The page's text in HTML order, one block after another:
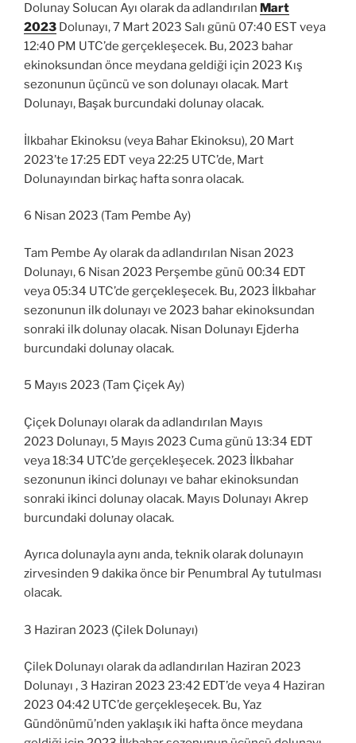
Dolunay Solucan Ayı olarak da adlandırılan Mart
2023 Dolunayı, 7 Mart 2023 Salı günü 07:40 EST veya
12:40 PM UTC’de gerçekleşecek. Bu, 2023 bahar
ekinoksundan önce meydana geldiği için 2023 Kış
sezonunun üçüncü ve son dolunayı olacak. Mart
Dolunayı, Başak burcundaki dolunay olacak.
İlkbahar Ekinoksu (veya Bahar Ekinoksu), 20 Mart
2023’te 17:25 EDT veya 22:25 UTC’de, Mart
Dolunayından birkaç hafta sonra olacak.
6 Nisan 2023 (Tam Pembe Ay)
Tam Pembe Ay olarak da adlandırılan Nisan 2023
Dolunayı, 6 Nisan 2023 Perşembe günü 00:34 EDT
veya 05:34 UTC’de gerçekleşecek. Bu, 2023 İlkbahar
sezonunun ilk dolunayı ve 2023 bahar ekinoksundan
sonraki ilk dolunay olacak. Nisan Dolunayı Ejderha
burcundaki dolunay olacak.
5 Mayıs 2023 (Tam Çiçek Ay)
Çiçek Dolunayı olarak da adlandırılan Mayıs
2023 Dolunayı, 5 Mayıs 2023 Cuma günü 13:34 EDT
veya 18:34 UTC’de gerçekleşecek. 2023 İlkbahar
sezonunun ikinci dolunayı ve bahar ekinoksundan
sonraki ikinci dolunay olacak. Mayıs Dolunayı Akrep
burcundaki dolunay olacak.
Ayrıca dolunayla aynı anda, teknik olarak dolunayın
zirvesinden 9 dakika önce bir Penumbral Ay tutulması
olacak.
3 Haziran 2023 (Çilek Dolunayı)
Çilek Dolunayı olarak da adlandırılan Haziran 2023
Dolunayı , 3 Haziran 2023 23:42 EDT’de veya 4 Haziran
2023 04:42 UTC’de gerçekleşecek. Bu, Yaz
Gündönümü’nden yaklaşık iki hafta önce meydana